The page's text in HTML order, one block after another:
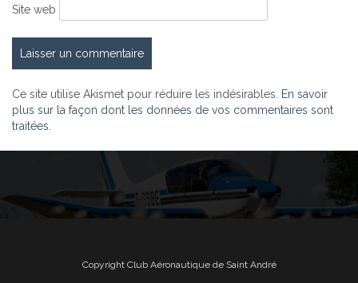
Site web
Ce site utilise Akismet pour réduire les indésirables. En savoir
plus sur la façon dont les données de vos commentaires sont
traitées
Copyright Club Aéronautique de Saint André